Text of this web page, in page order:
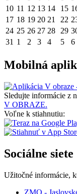
10 11 12 13 14 15
17 18 19 20 21 22
24 25 26 27 28 29
31 1 2 3 4 5 6
Mobilná
Sledujte informácie z
V OBRAZE.
Voľne k stiahnutiu:
Sociálne siete
Užitočné informácie,
ZMO -